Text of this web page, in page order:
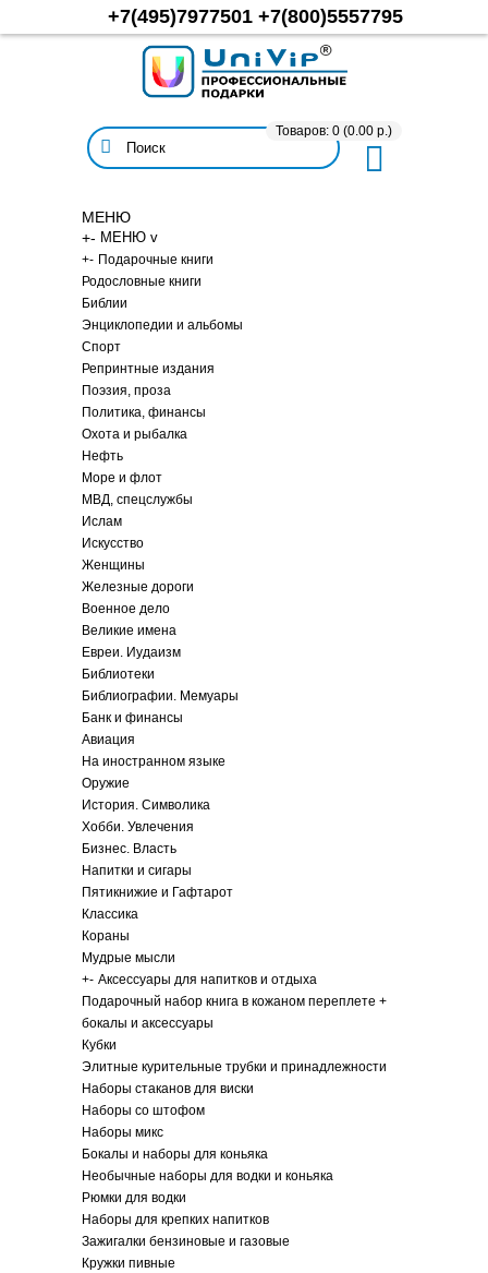
+7(495)7977501 +7(800)5557795
Товаров: 0 (0.00 р.)
МЕНЮ
+- МЕНЮ v
+- Подарочные книги
Родословные книги
Библии
Энциклопедии и альбомы
Спорт
Репринтные издания
Поэзия, проза
Политика, финансы
Охота и рыбалка
Нефть
Море и флот
МВД, спецслужбы
Ислам
Искусство
Женщины
Железные дороги
Военное дело
Великие имена
Евреи. Иудаизм
Библиотеки
Библиографии. Мемуары
Банк и финансы
Авиация
На иностранном языке
Оружие
История. Символика
Хобби. Увлечения
Бизнес. Власть
Напитки и сигары
Пятикнижие и Гафтарот
Классика
Кораны
Мудрые мысли
+- Аксессуары для напитков и отдыха
Подарочный набор книга в кожаном переплете +
бокалы и аксессуары
Кубки
Элитные курительные трубки и принадлежности
Наборы стаканов для виски
Наборы со штофом
Наборы микс
Бокалы и наборы для коньяка
Необычные наборы для водки и коньяка
Рюмки для водки
Наборы для крепких напитков
Зажигалки бензиновые и газовые
Кружки пивные